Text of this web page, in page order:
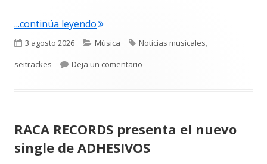
...continúa leyendo"SILVESTRE DANGOND Y ELENA
Publicado
el
3 agosto 2026 Categorías
Música Etiquetas
Noticias musicales,
seitrackes
Deja un comentario
RACA RECORDS presenta el nuevo
single de ADHESIVOS